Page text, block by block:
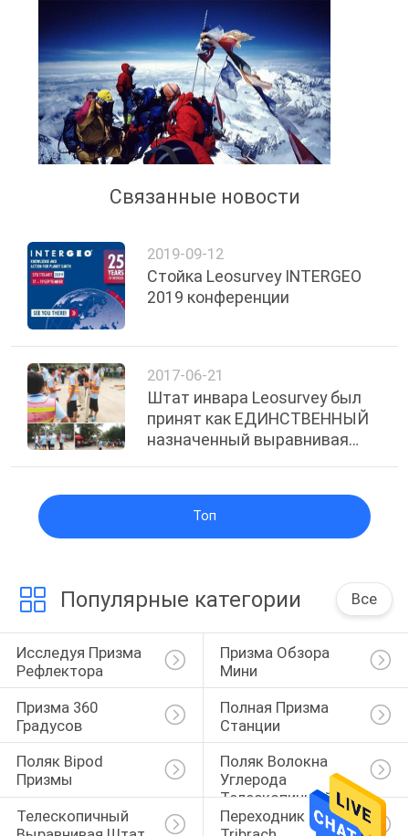
Связанные новости
2019-09-12
Стойка Leosurvey INTERGEO
2019 конференции
2017-06-21
Штат инвара Leosurvey был
принят как ЕДИНСТВЕННЫЙ
назначенный выравнивая
Топ
Популярные категории Все
Исследуя Призма
Рефлектора
Призма Обзора
Мини
Призма 360
Градусов
Полная Призма
Станции
Поляк Bipod
Призмы
Поляк Волокна
Углерода
Телескопичный
Телескопичный
Переходник